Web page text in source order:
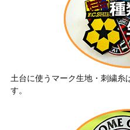
土台に使うマーク生地・刺繍糸
す。